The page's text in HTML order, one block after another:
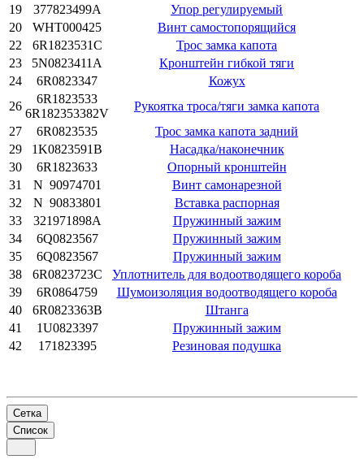
19
377823499A
Упор регулируемый
20
WHT000425
Винт самостопорящийся
22
6R1823531C
Трос замка капота
23
5N0823411A
Кронштейн гибкой тяги
24
6R0823347
Кожух
26
6R1823533
6R182353382V
Рукоятка троса/тяги замка капота
27
6R0823535
Трос замка капота задний
29
1K0823591B
Насадка/наконечник
30
6R1823633
Опорный кронштейн
31
N 90974701
Винт самонарезной
32
N 90833801
Вставка распорная
33
321971898A
Пружинный зажим
34
6Q0823567
Пружинный зажим
35
6Q0823567
Пружинный зажим
38
6R0823723C
Уплотнитель для водоотводящего короба
39
6R0864759
Шумоизоляция водоотводящего короба
40
6R0823363B
Штанга
41
1U0823397
Пружинный зажим
42
171823395 Резиновая подушка
Сетка
Список